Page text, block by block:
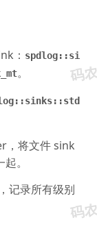
： spdlog::si
。
，将文件 sink
。
，记录所有级别